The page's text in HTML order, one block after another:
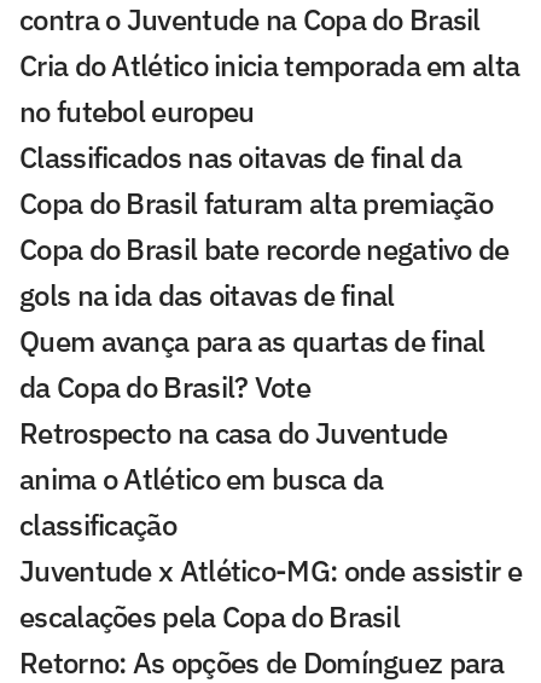
contra o Juventude na Copa do Brasil
Cria do Atlético inicia temporada em alta
no futebol europeu
Classificados nas oitavas de final da
Copa do Brasil faturam alta premiação
Copa do Brasil bate recorde negativo de
gols na ida das oitavas de final
Quem avança para as quartas de final
da Copa do Brasil? Vote
Retrospecto na casa do Juventude
anima o Atlético em busca da
classificação
Juventude x Atlético-MG: onde assistir e
escalações pela Copa do Brasil
Retorno: As opções de Domínguez para